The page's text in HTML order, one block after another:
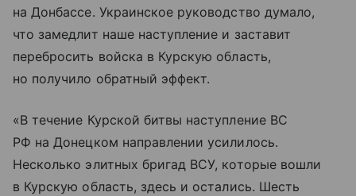
на Донбассе. Украинское руководство думало,
что замедлит наше наступление и заставит
перебросить войска в Курскую область,
но получило обратный эффект.
«В течение Курской битвы наступление ВС
РФ на Донецком направлении усилилось.
Несколько элитных бригад ВСУ, которые вошли
в Курскую область, здесь и остались. Шесть